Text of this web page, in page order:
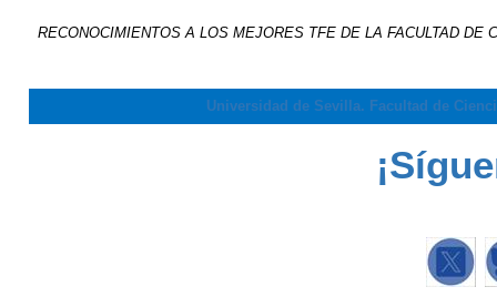
RECONOCIMIENTOS A LOS MEJORES TFE DE LA FACULTAD
Universidad de Sevilla. Facultad de